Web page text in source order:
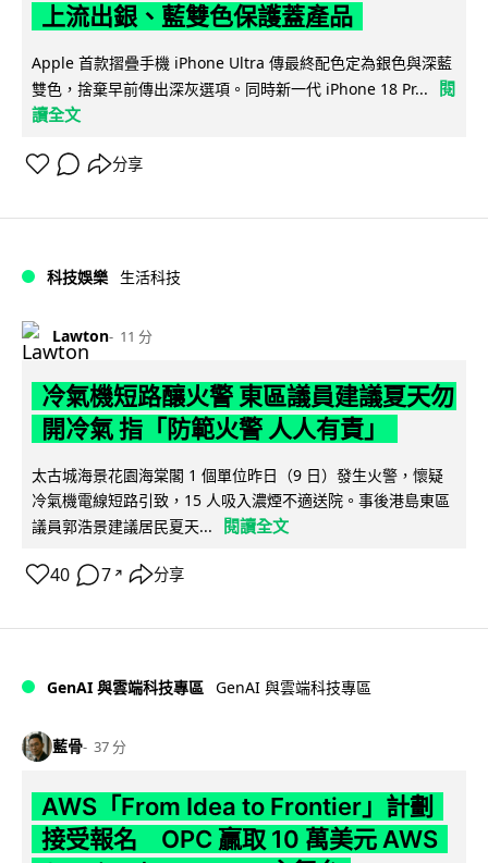
上流出銀、藍雙色保護蓋產品
Apple 首款摺疊手機 iPhone Ultra 傳最終配色定為銀色與深藍
雙色，捨棄早前傳出深灰選項。同時新一代 iPhone 18 Pr...
閱
讀全文
分享
科技娛樂 生活科技
Lawton 11 分
冷氣機短路釀火警 東區議員建議夏天勿
開冷氣 指「防範火警 人人有責」
太古城海景花園海棠閣 1 個單位昨日（9 日）發生火警，懷疑
冷氣機電線短路引致，15 人吸入濃煙不適送院。事後港島東區
議員郭浩景建議居民夏天...
閱讀全文
40 7 ↗ 分享
GenAI 與雲端科技專區 GenAI 與雲端科技專區
藍骨 37 分
AWS「From Idea to Frontier」計劃
接受報名 OPC 贏取 10 萬美元 AWS